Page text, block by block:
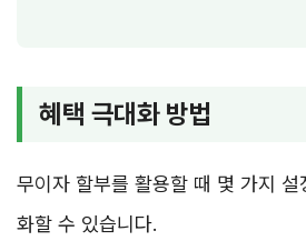
혜택 극대화 방법
무이자 할부를 활용할 때 몇 가지 설
화할 수 있습니다.